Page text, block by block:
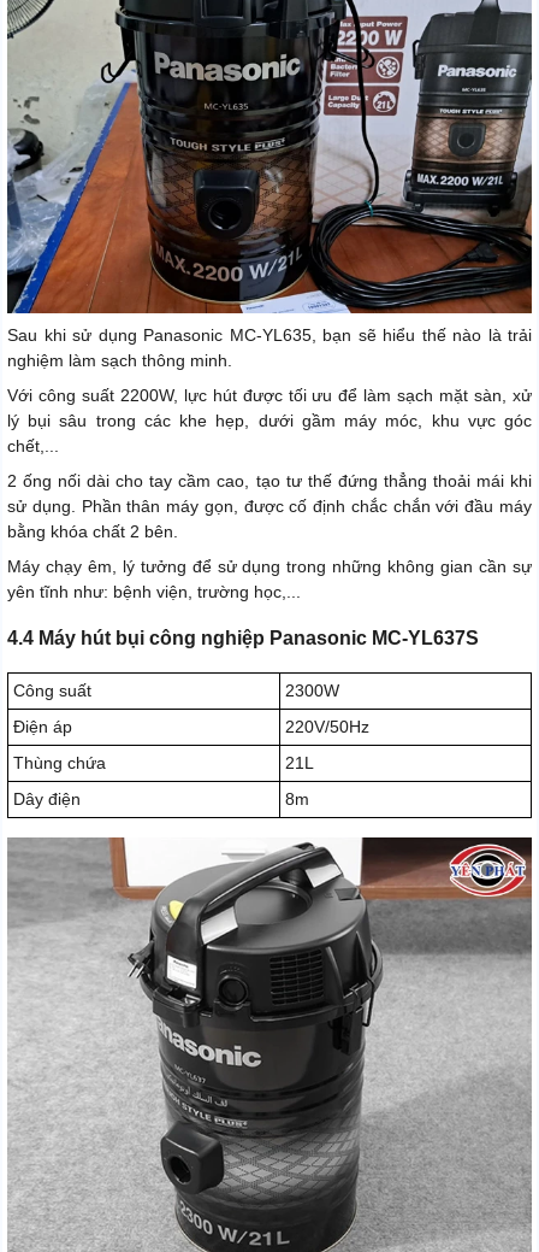
Sau khi sử dụng Panasonic MC-YL635, bạn sẽ hiểu thế nào là trải
nghiệm làm sạch thông minh.
Với công suất 2200W, lực hút được tối ưu để làm sạch mặt sàn, xử
lý bụi sâu trong các khe hẹp, dưới gầm máy móc, khu vực góc
chết,...
2 ống nối dài cho tay cầm cao, tạo tư thế đứng thẳng thoải mái khi
sử dụng. Phần thân máy gọn, được cố định chắc chắn với đầu máy
bằng khóa chất 2 bên.
Máy chạy êm, lý tưởng để sử dụng trong những không gian cần sự
yên tĩnh như: bệnh viện, trường học,...
4.4 Máy hút bụi công nghiệp Panasonic MC-YL637S
Công suất
2300W
Điện áp
220V/50Hz
Thùng chứa
21L
Dây điện
8m